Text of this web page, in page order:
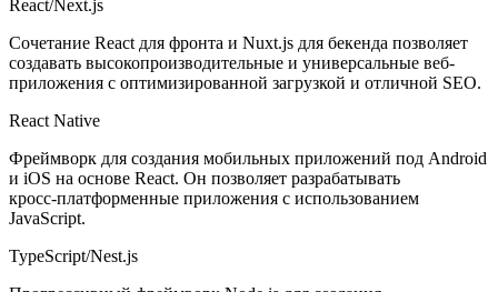
React/Next.js
Сочетание React для фронта и Nuxt.js для бекенда позволяет
создавать высокопроизводительные и универсальные веб-
приложения с оптимизированной загрузкой и отличной SEO.
React Native
Фреймворк для создания мобильных приложений под Android
и iOS на основе React. Он позволяет разрабатывать
кросс‑платформенные приложения с использованием
JavaScript.
TypeScript/Nest.js